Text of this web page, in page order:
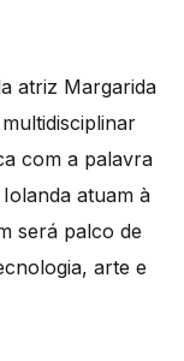
atriz Margarida
com a palavra
atuam à
será palco de
arte e